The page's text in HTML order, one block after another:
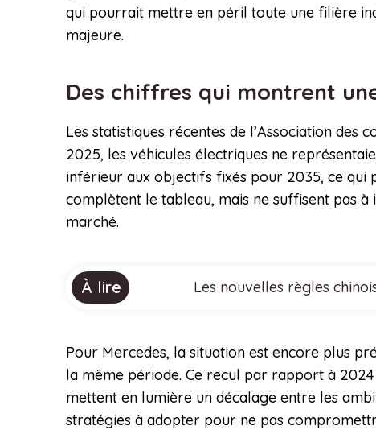
qui pourrait mettre en péril toute une filière
majeure.
Des chiffres qui montrent
Les statistiques récentes de l’Association des
2025, les véhicules électriques ne
inférieur aux objectifs fixés pour 2035, ce qui
complètent le tableau, mais ne suffisent pas
marché.
À lire Les nouvelles règles
Pour Mercedes, la situation est encore plus
la même période. Ce recul par rapport à
mettent en lumière un décalage entre les
stratégies à adopter pour ne pas